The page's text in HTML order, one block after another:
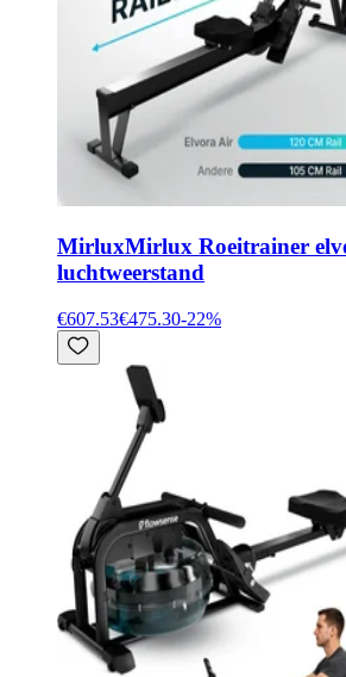
MirluxMirlux Roeitrainer
luchtweerstand
€607.53€475.30-22%